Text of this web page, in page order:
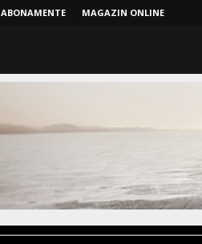
ABONAMENTE MAGAZIN ONLINE